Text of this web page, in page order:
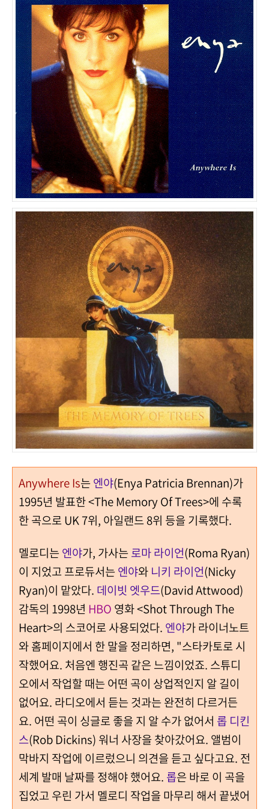
Anywhere Is는 엔야(Enya Patricia Brennan)가
1995년 발표한 <The Memory Of Trees>에 수록
한 곡으로 UK 7위, 아일랜드 8위 등을 기록했다.
멜로디는 엔야가, 가사는 로마 라이언(Roma Ryan)
이 지었고 프로듀서는 엔야와 니키 라이언(Nicky
Ryan)이 맡았다. 데이빗 엣우드(David Attwood)
감독의 1998년 HBO 영화 <Shot Through The
Heart>의 스코어로 사용되었다. 엔야가 라이너노트
와 홈페이지에서 한 말을 정리하면, "스타카토로 시
작했어요. 처음엔 행진곡 같은 느낌이었죠. 스튜디
오에서 작업할 때는 어떤 곡이 상업적인지 알 길이
없어요. 라디오에서 듣는 것과는 완전히 다르거든
요. 어떤 곡이 싱글로 좋을 지 알 수가 없어서 롭 디킨
스(Rob Dickins) 워너 사장을 찾아갔어요. 앨범이
막바지 작업에 이르렀으니 의견을 듣고 싶다고요. 전
세계 발매 날짜를 정해야 했어요. 롭은 바로 이 곡을
집었고 우린 가서 멜로디 작업을 마무리 해서 끝냈어